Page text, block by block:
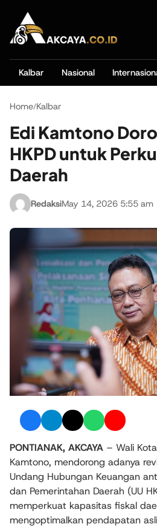
Kalbar Nasional
Home/Kalbar
Edi Kamtono
HKPD untuk
Daerah
RedaksiMay 14, 2026 5:55 am
PONTIANAK, AKCAYA – Wali
Kamtono, mendorong adanya
Undang Hubungan Keuangan
dan Pemerintahan Daerah (UU
memperkuat kapasitas fiskal
mengoptimalkan pendapatan